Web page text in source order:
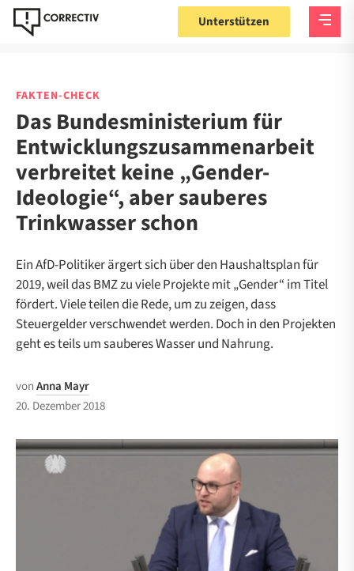
Unterstützen
FAKTEN-CHECK
Das Bundesministerium für
Entwicklungszusammenarbeit
verbreitet keine „Gender-
Ideologie“, aber sauberes
Trinkwasser schon
Ein AfD-Politiker ärgert sich über den Haushaltsplan für
2019, weil das BMZ zu viele Projekte mit „Gender“ im Titel
fördert. Viele teilen die Rede, um zu zeigen, dass
Steuergelder verschwendet werden. Doch in den Projekten
geht es teils um sauberes Wasser und Nahrung.
vonAnna Mayr
20. Dezember 2018